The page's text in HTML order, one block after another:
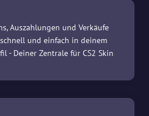
Auszahlungen und Verkäufe
und einfach in deinem
- Deiner Zentrale für CS2 Skin